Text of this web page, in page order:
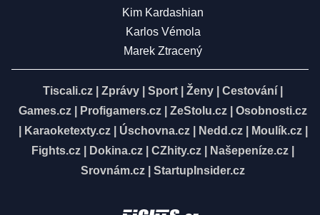
Kim Kardashian
Karlos Vémola
Marek Ztracený
Tiscali.cz Zprávy Sport Ženy Cestování
Games.cz
Profigamers.cz ZeStolu.cz
Osobnosti.cz
Karaoketexty.cz| Úschovna.cz| Nedd.cz| Moulík.cz|
Fights.cz
Dokina.cz CZhity.cz Našepeníze.cz
Srovnám.cz
StartupInsider.cz